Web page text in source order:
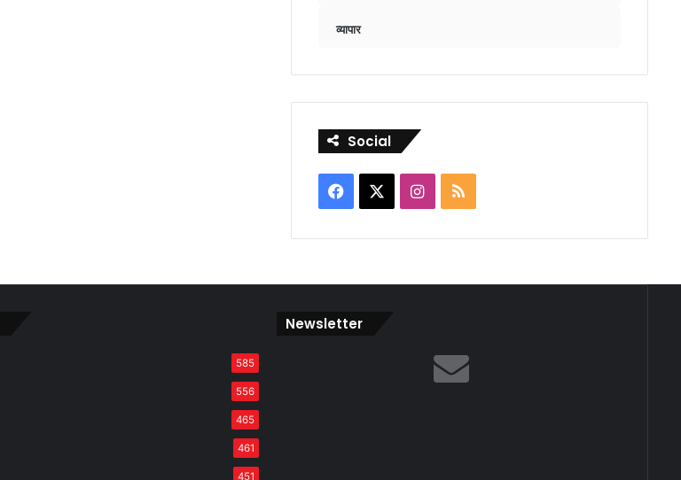
व्यापार
Social
Facebook Instagram
RSS
585
556
465
461
451
Newsletter